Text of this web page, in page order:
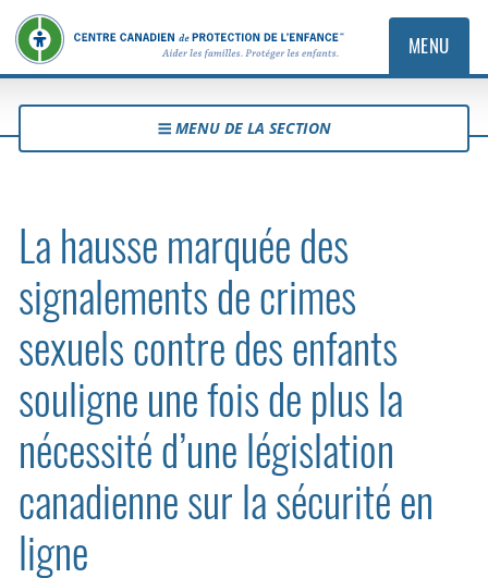
MENU
MENU DE LA SECTION
La hausse marquée des
signalements de crimes
sexuels contre des enfants
souligne une fois de plus la
nécessité d’une législation
canadienne sur la sécurité en
ligne